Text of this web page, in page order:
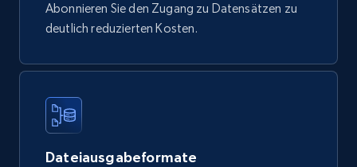
Currency, Rating, Reviews count, and more.
823+
Abonnieren Sie den Zugang zu Datensätzen zu
deutlich reduzierten Kosten.
Dateiausgabeformate